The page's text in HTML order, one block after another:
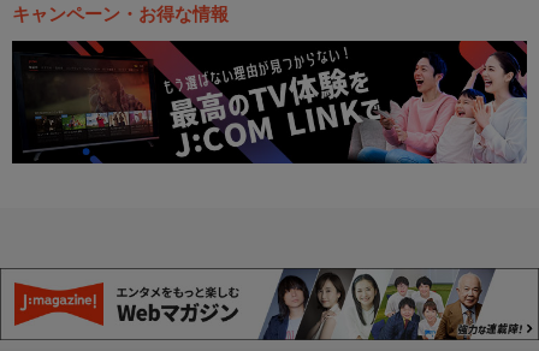
キャンペーン・お得な情報